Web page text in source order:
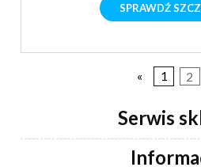
SPRAWDŹ
« 1 2
Serwis